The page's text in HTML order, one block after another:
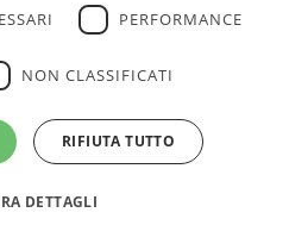
PER I CLIENTI
PERFORMANCE
NON CLASSIFICATI
RIFIUTA TUTTO
DETTAGLI